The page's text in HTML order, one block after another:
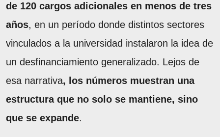
de 120 cargos adicionales en menos de tres
años, en un período donde distintos sectores
vinculados a la universidad instalaron la idea de
un desfinanciamiento generalizado. Lejos de
esa narrativa, los números muestran una
estructura que no solo se mantiene, sino
que se expande.